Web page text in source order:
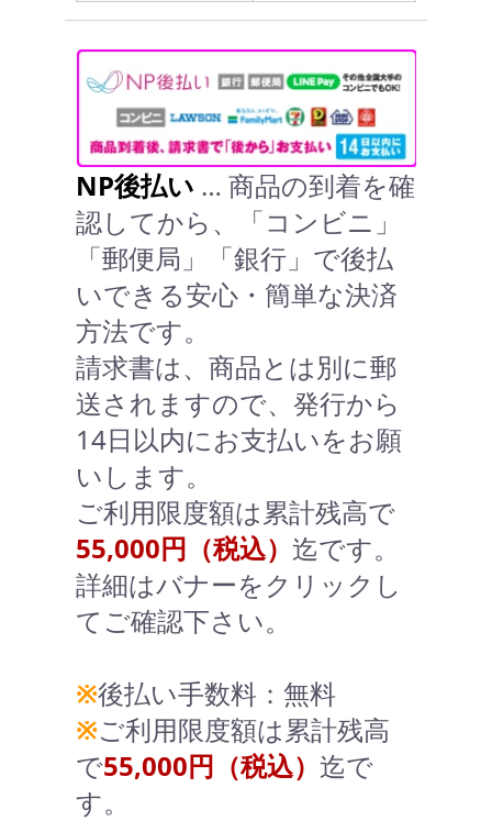
NP後払い … 商品の到着を確
認してから、「コンビニ」
「郵便局」「銀行」で後払
いできる安心・簡単な決済
方法です。
請求書は、商品とは別に郵
送されますので、発行から
14日以内にお支払いをお願
いします。
ご利用限度額は累計残高で
55,000円（税込） 迄です。
詳細はバナーをクリックし
てご確認下さい。
※後払い手数料：無料
※ご利用限度額は累計残高
で55,000円（税込） 迄で
す。